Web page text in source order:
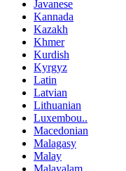
Javanese
Kannada
Kazakh
Khmer
Kurdish
Kyrgyz
Latin
Latvian
Lithuanian
Luxembou..
Macedonian
Malagasy
Malay
Malayalam